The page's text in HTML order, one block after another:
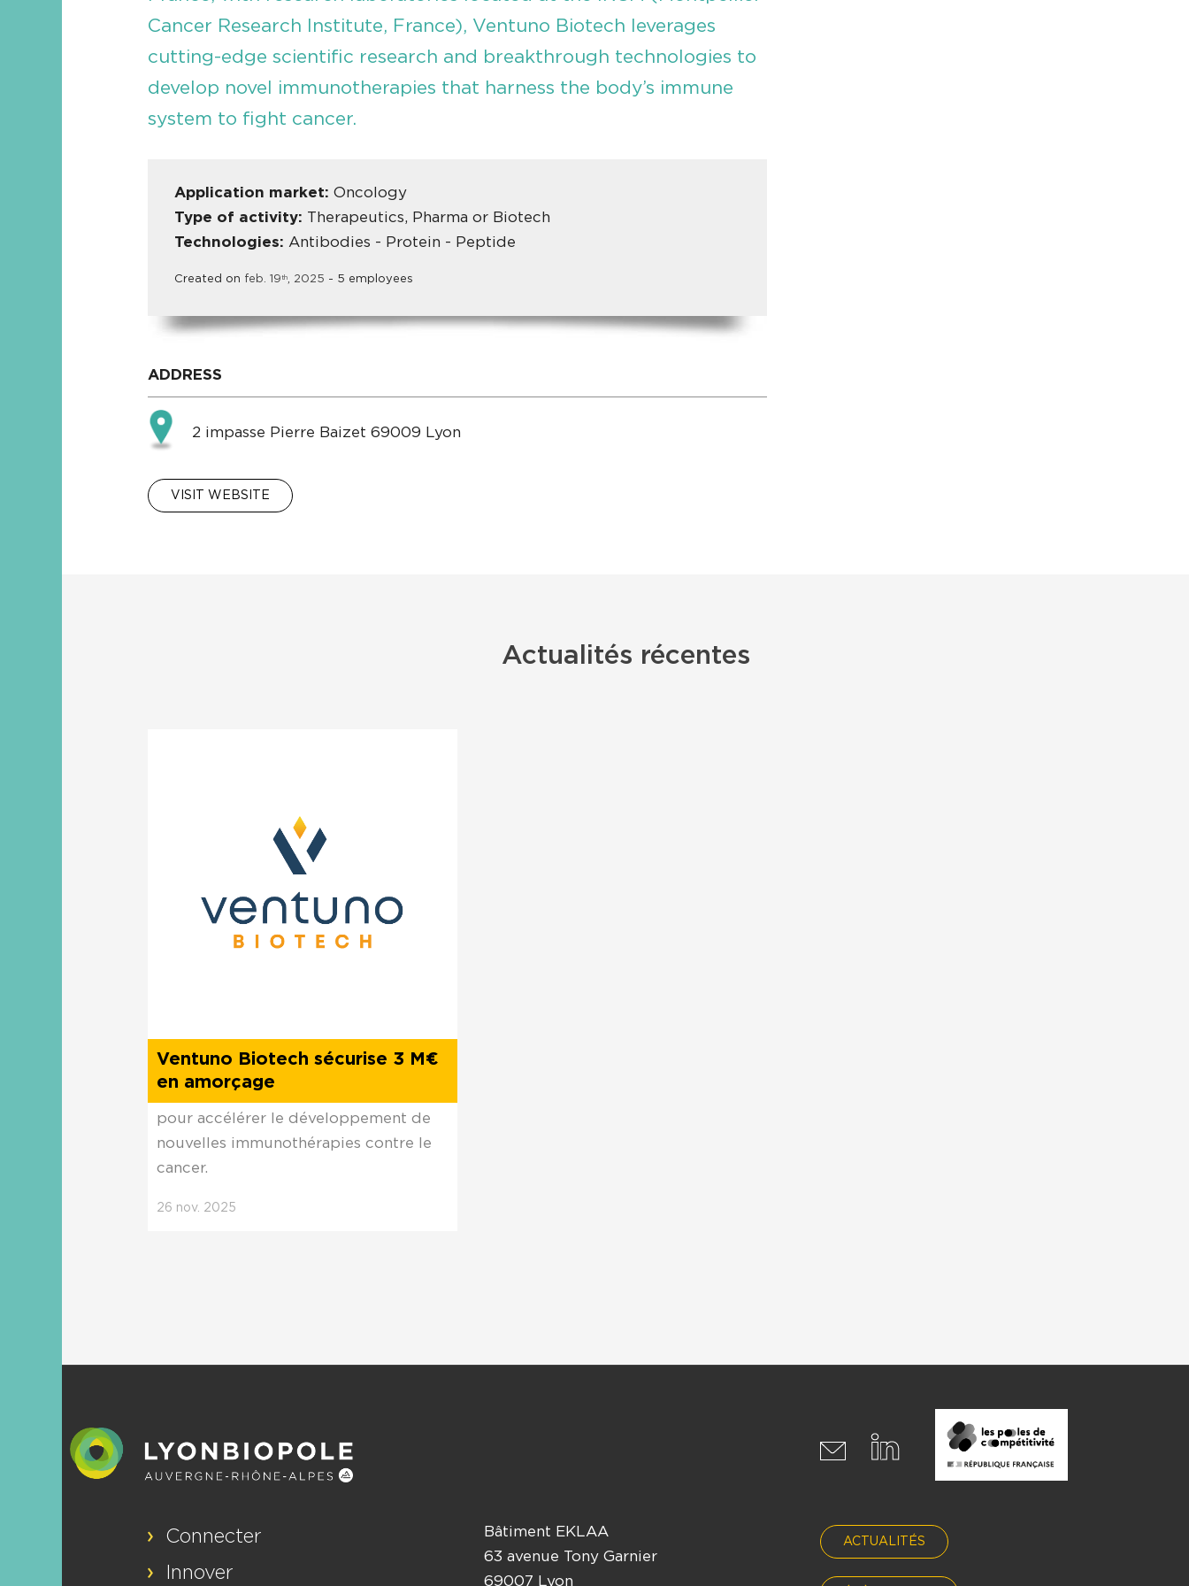
Cancer Research Institute, France), Ventuno Biotech leverages
cutting-edge scientific research and breakthrough technologies to
develop novel immunotherapies that harness the body’s immune
system to fight cancer.
Application market: Oncology
Type of activity: Therapeutics, Pharma or Biotech
Technologies: Antibodies - Protein - Peptide
Created on feb. 19th, 2025 - 5 employees
ADDRESS
2 impasse Pierre Baizet 69009 Lyon
VISIT WEBSITE
Actualités récentes
Ventuno Biotech sécurise 3 M€
en amorçage
pour accélérer le développement de
nouvelles immunothérapies contre le
cancer.
26 nov. 2025
Connecter
Innover
Bâtiment EKLAA
63 avenue Tony Garnier
69007 Lyon
ACTUALITÉS